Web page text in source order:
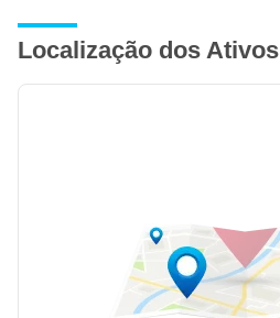
Localização dos